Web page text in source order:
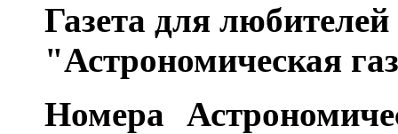
Газета для
"Астрономическая
Номера